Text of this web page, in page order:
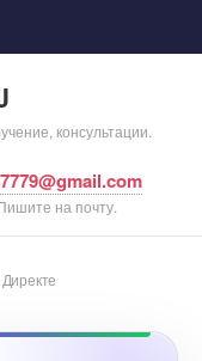
консультации.
на почту.